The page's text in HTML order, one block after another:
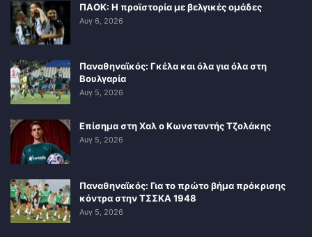
ΠΑΟΚ: Η προϊστορία με βελγικές ομάδες
Αυγ 6, 2026
Παναθηναϊκός: Γκέλα και όλα για όλα στη
Βουλγαρία
Αυγ 5, 2026
Επίσημα στη Χαλ ο Κωνσταντής Τζολάκης
Αυγ 5, 2026
Παναθηναϊκός: Για το πρώτο βήμα πρόκρισης
κόντρα στην ΤΣΣΚΑ 1948
Αυγ 5, 2026